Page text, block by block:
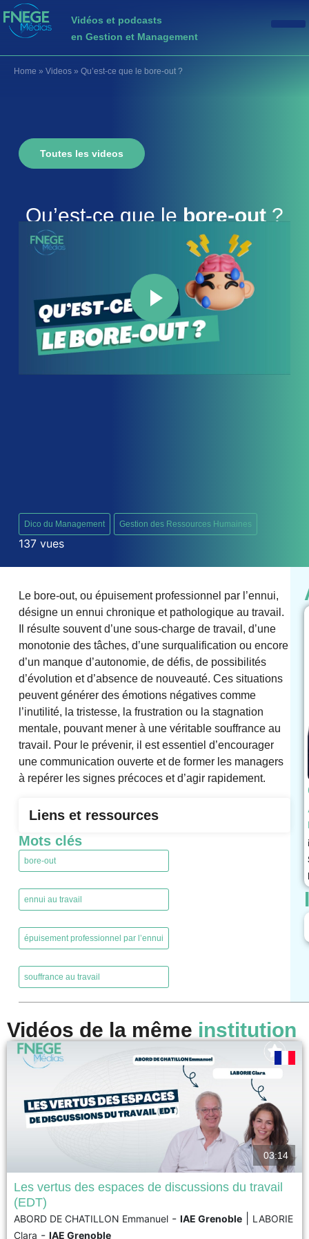
Vidéos et podcasts
en Gestion et Management
Home » Videos » Qu’est-ce que le bore-out ?
Toutes les videos
Qu’est-ce que le bore-out ?
Dico du Management Gestion des Ressources Humaines
137 vues
Le bore-out, ou épuisement professionnel par l’ennui,
désigne un ennui chronique et pathologique au travail.
Il résulte souvent d’une sous-charge de travail, d’une
monotonie des tâches, d’une surqualification ou encore
d’un manque d’autonomie, de défis, de possibilités
d’évolution et d’absence de nouveauté. Ces situations
peuvent générer des émotions négatives comme
l’inutilité, la tristesse, la frustration ou la stagnation
mentale, pouvant mener à une véritable souffrance au
travail. Pour le prévenir, il est essentiel d’encourager
une communication ouverte et de former les managers
à repérer les signes précoces et d’agir rapidement.
Liens et ressources
Mots clés
bore-out
ennui au travail
épuisement professionnel par l’ennui
souffrance au travail
Vidéos de la même institution
Le télétravail est un mode d’organisation désormais largement répandu.
Néanmoins, il peut s’avérer néfaste pour les télétravailleurs, notamment en
appauvrissant leurs échanges et en nuisant à leur santé, à leur
03:14
Les vertus des espaces de discussions du travail
(EDT)
ABORD DE CHATILLON Emmanuel - IAE Grenoble
LABORIE
Clara - IAE Grenoble